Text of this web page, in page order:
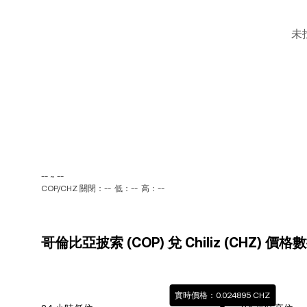
未
-- ~ --
COP/CHZ 關閉：-- 低：-- 高：--
哥倫比亞披索 (COP) 兌 Chiliz (CHZ) 價格
實時價格：0.024895 CHZ